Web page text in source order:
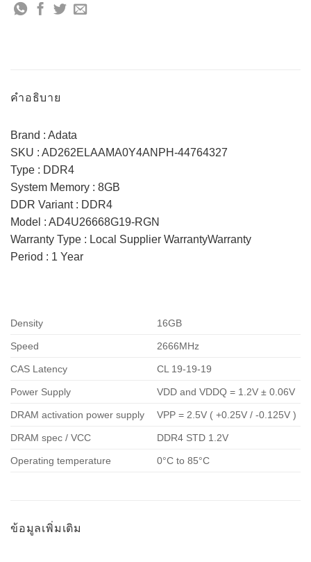
คำอธิบาย
Brand : Adata
SKU : AD262ELAAMA0Y4ANPH-44764327
Type : DDR4
System Memory : 8GB
DDR Variant : DDR4
Model : AD4U26668G19-RGN
Warranty Type : Local Supplier WarrantyWarranty
Period : 1 Year
Density 16GB
Speed 2666MHz
CAS Latency CL 19-19-19
Power Supply VDD and VDDQ = 1.2V ± 0.06V
DRAM activation power supply VPP = 2.5V ( +0.25V / -0.125V )
DRAM spec / VCC DDR4 STD 1.2V
Operating temperature 0°C to 85°C
ข้อมูลเพิ่มเติม